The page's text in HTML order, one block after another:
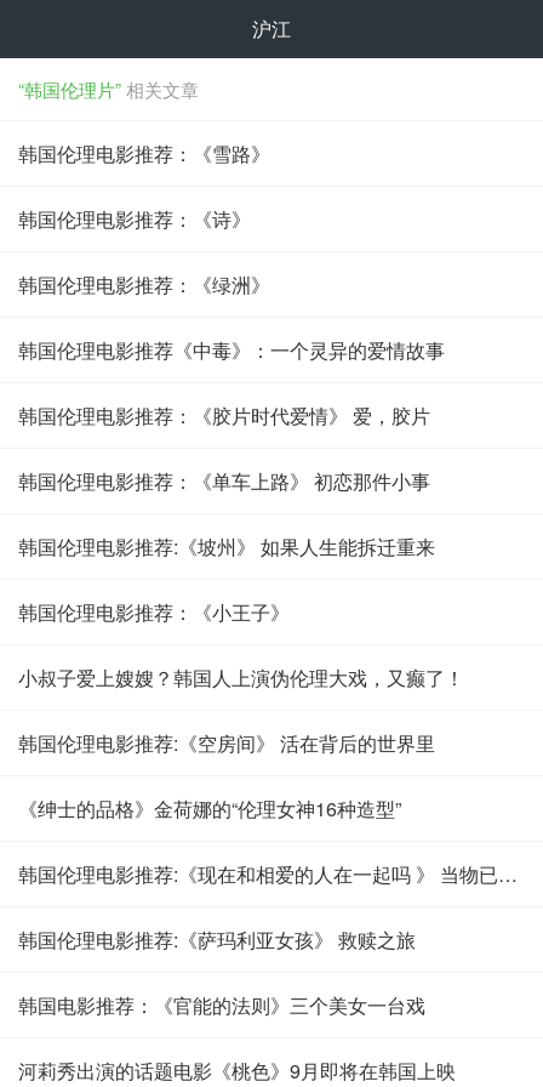
沪江
“韩国伦理片”相关文章
韩国伦理电影推荐：《雪路》
韩国伦理电影推荐：《诗》
韩国伦理电影推荐：《绿洲》
韩国伦理电影推荐《中毒》：一个灵异的爱情故事
韩国伦理电影推荐：《胶片时代爱情》 爱，胶片
韩国伦理电影推荐：《单车上路》 初恋那件小事
韩国伦理电影推荐:《坡州》 如果人生能拆迁重来
韩国伦理电影推荐：《小王子》
小叔子爱上嫂嫂？韩国人上演伪伦理大戏，又癫了！
韩国伦理电影推荐:《空房间》 活在背后的世界里
《绅士的品格》金荷娜的“伦理女神16种造型”
韩国伦理电影推荐:《现在和相爱的人在一起吗 》 当物已不是人已非
韩国伦理电影推荐:《萨玛利亚女孩》 救赎之旅
韩国电影推荐：《官能的法则》三个美女一台戏
河莉秀出演的话题电影《桃色》9月即将在韩国上映